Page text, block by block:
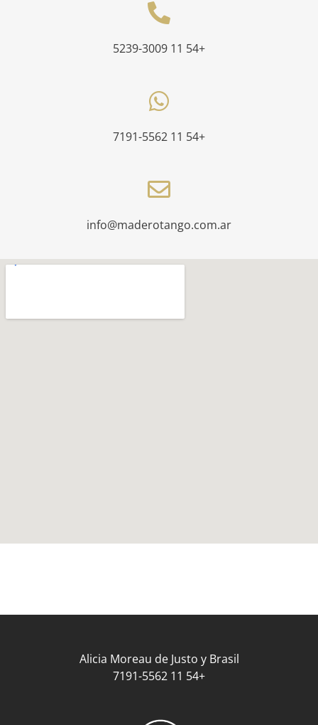
+54 11 5239-3009
+54 11 7191-5562
info@maderotango.com.ar
Alicia Moreau de Justo y Brasil
+54 11 7191-5562